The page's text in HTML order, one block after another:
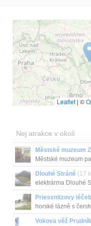
Leaflet | ©
Nej atrakce v okolí
Městské muzeum
Městské muzeum
stave...
Dlouhé Stráně (17
elektrárma Dlouhé
Priessnitzovy
horské lázně s
Vokova věž Prudník